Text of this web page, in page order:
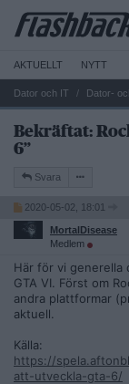
AKTUELLT NYTT
Dator och IT Dator-
Bekräftat:
6”
Svara
2020-05-02, 18:01
MortalDisease
Medlem
Här för vi generella
GTA VI. Först om
andra plattformar
aktuell.
Källa:
https://
att-utveckla-gta-6/